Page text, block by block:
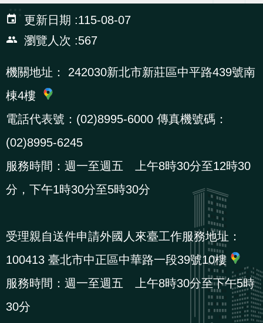
:::
更新日期
115-08-07
瀏覽人次
567
機關地址：
242030新北市新莊區中平路439號南
棟4樓
電話代表號：(02)8995-6000 傳真機號碼：
(02)8995-6245
服務時間：週一至週五 上午8時30分至12時30
分，下午1時30分至5時30分
受理親自送件申請外國人來臺工作服務地址：
100413 臺北市中正區中華路一段39號10樓
服務時間：週一至週五 上午8時30分至下午5時
30分